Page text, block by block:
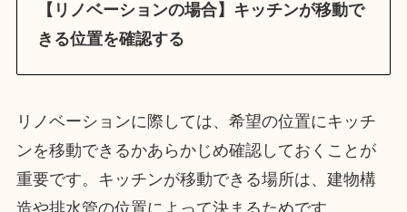
【リノベーションの場合】 キッチンが移動で
きる位置を確認する
リノベーションに際しては、希望の位置にキッチ
ンを移動できるかあらかじめ確認しておくことが
重要です。キッチンが移動できる場所は、建物構